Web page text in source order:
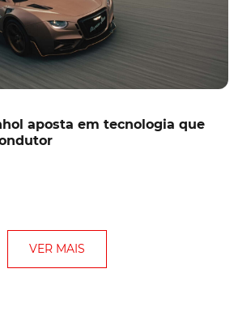
aposta em tecnologia que
VER MAIS